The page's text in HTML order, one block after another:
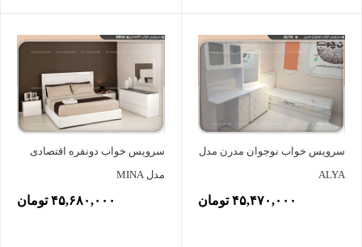
سرویس خواب نوجوان مدرن مدل
ALYA
۴۵,۴۷۰,۰۰۰ تومان
سرویس خواب دونفره اقتصادی
مدل MINA
۴۵,۶۸۰,۰۰۰ تومان